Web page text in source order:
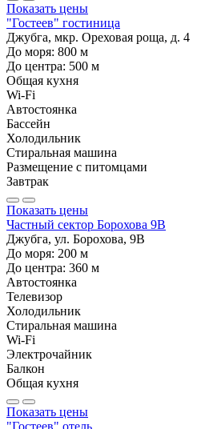
Показать цены
"Гостеев" гостиница
Джубга, мкр. Ореховая роща, д. 4
До моря: 800 м
До центра: 500 м
Общая кухня
Wi-Fi
Автостоянка
Бассейн
Холодильник
Стиральная машина
Размещение с питомцами
Завтрак
Показать цены
Частный сектор Борохова 9В
Джубга, ул. Борохова, 9В
До моря: 200 м
До центра: 360 м
Автостоянка
Телевизор
Холодильник
Стиральная машина
Wi-Fi
Электрочайник
Балкон
Общая кухня
Показать цены
"Гостеев" отель